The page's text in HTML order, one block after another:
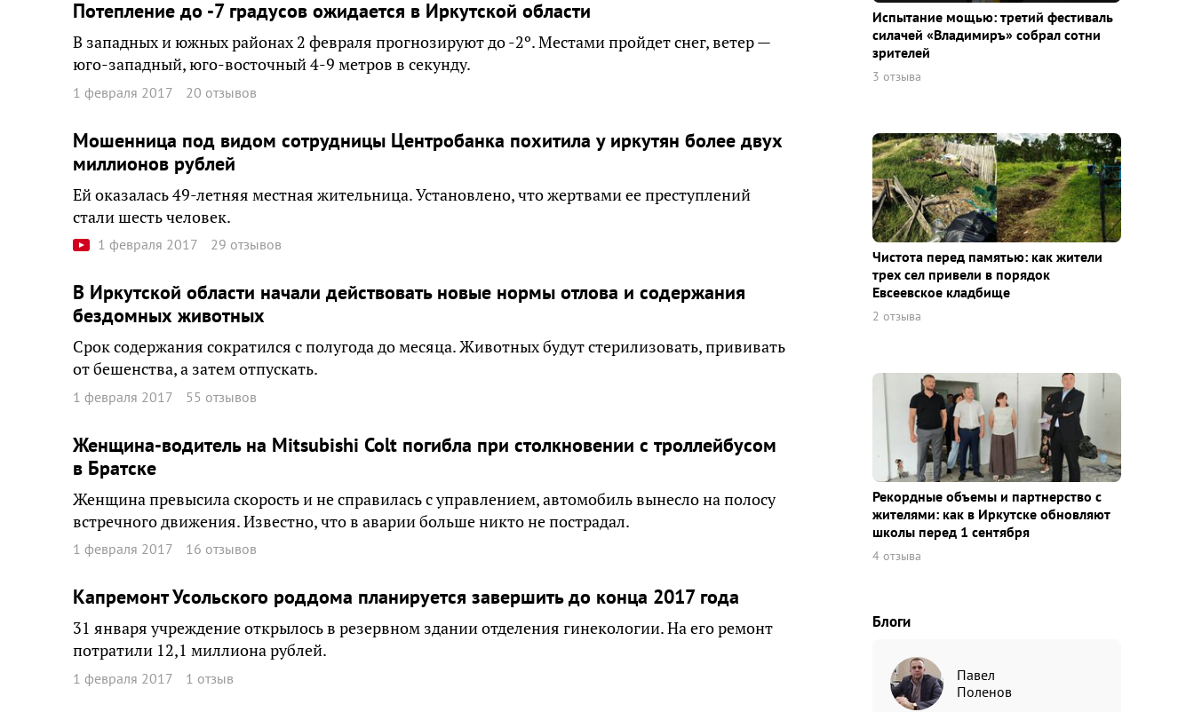
Потепление до -7 градусов ожидается в Иркутской области
В западных и южных районах 2 февраля прогнозируют до -2º. Местами пройдет снег, ветер —
юго-западный, юго-восточный 4-9 метров в секунду.
1 февраля 2017 20 отзывов
Мошенница под видом сотрудницы Центробанка похитила у иркутян более двух
миллионов рублей
Ей оказалась 49-летняя местная жительница. Установлено, что жертвами ее преступлений
стали шесть человек.
1 февраля 2017 29 отзывов
В Иркутской области начали действовать новые нормы отлова и содержания
бездомных животных
Срок содержания сократился с полугода до месяца. Животных будут стерилизовать, прививать
от бешенства, а затем отпускать.
1 февраля 2017 55 отзывов
Женщина-водитель на Mitsubishi Colt погибла при столкновении с троллейбусом
в Братске
Женщина превысила скорость и не справилась с управлением, автомобиль вынесло на полосу
встречного движения. Известно, что в аварии больше никто не пострадал.
1 февраля 2017 16 отзывов
Капремонт Усольского роддома планируется завершить до конца 2017 года
31 января учреждение открылось в резервном здании отделения гинекологии. На его ремонт
потратили 12,1 миллиона рублей.
1 февраля 2017 1 отзыв
Испытание мощью: третий фестиваль
силачей «Владимиръ» собрал сотни
зрителей
3 отзыва
Чистота перед памятью: как жители
трех сел привели в порядок
Евсеевское кладбище
2 отзыва
Рекордные объемы и партнерство с
жителями: как в Иркутске обновляют
школы перед 1 сентября
4 отзыва
Блоги
Павел
Поленов